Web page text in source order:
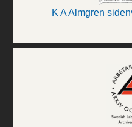
K A Almgren